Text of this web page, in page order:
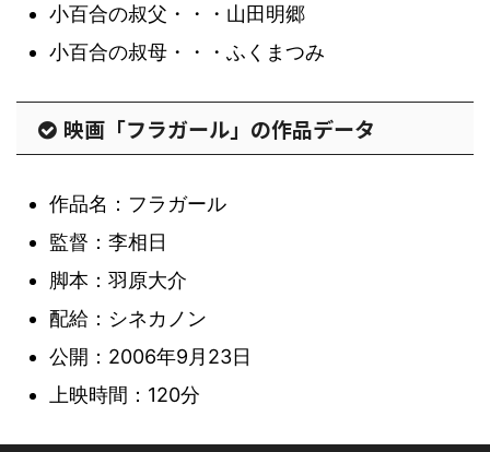
小百合の叔父・・・山田明郷
小百合の叔母・・・ふくまつみ
映画「フラガール」の作品データ
作品名：フラガール
監督：李相日
脚本：羽原大介
配給：シネカノン
公開：2006年9月23日
上映時間：120分